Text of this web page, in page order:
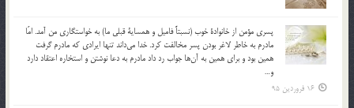
پسري مؤمن از خانوادة خوب (نسبتاً فاميل و همساية قبلي ما) به خواستگاري من آمد. امّا
مادرم به خاطر لاغر بودن پسر مخالفت كرد. خدا مي‌داند تنها ايرادي كه مادرم گرفت
همين بود و براي همين به آن‌ها جواب رد داد مادرم به دعا نوشتن و استخاره اعتقاد دارد
و…
16 فروردین 95